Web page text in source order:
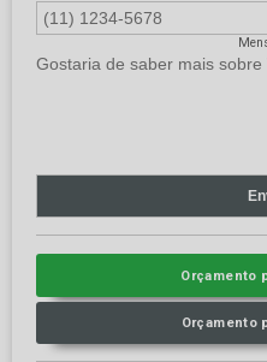
Orçamento
Orçamento